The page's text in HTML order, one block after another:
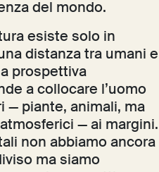
del mondo.
esiste solo in
distanza tra umani e
prospettiva
a collocare l’uomo
— piante, animali, ma
— ai margini.
non abbiamo ancora
ma siamo